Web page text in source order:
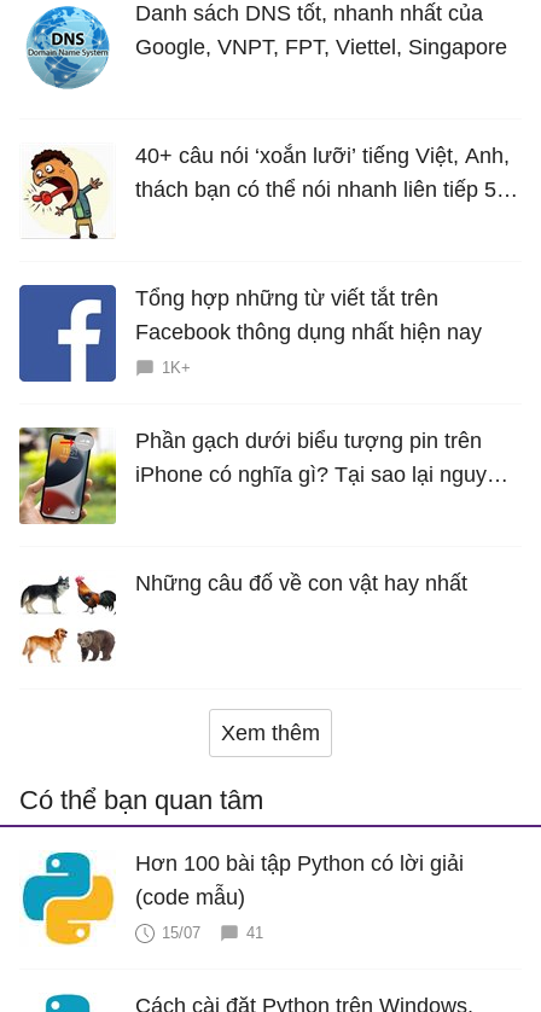
Danh sách DNS tốt, nhanh nhất của
Google, VNPT, FPT, Viettel, Singapore
40+ câu nói ‘xoắn lưỡi’ tiếng Việt, Anh,
thách bạn có thể nói nhanh liên tiếp 5
Tổng hợp những từ viết tắt trên
Facebook thông dụng nhất hiện nay
1K+
Phần gạch dưới biểu tượng pin trên
iPhone có nghĩa gì? Tại sao lại nguy
Những câu đố về con vật hay nhất
Xem thêm
Có thể bạn quan tâm
Hơn 100 bài tập Python có lời giải
(code mẫu)
15/07 41
Cách cài đặt Python trên Windows,